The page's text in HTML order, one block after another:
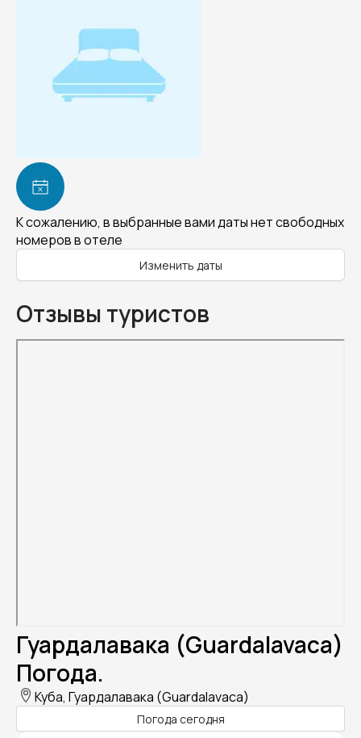
К сожалению, в выбранные вами даты нет свободных
номеров в отеле
Изменить даты
Отзывы туристов
Гуардалавака (Guardalavaca)
Погода.
Куба, Гуардалавака (Guardalavaca)
Погода сегодня